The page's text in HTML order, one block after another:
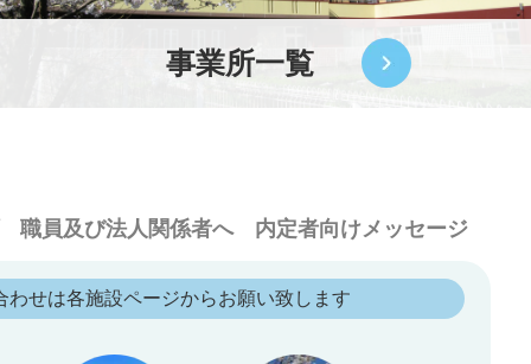
事業所一覧
職員及び法人関係者へ 内定者向けメッセージ
せは各施設ページからお願い致します